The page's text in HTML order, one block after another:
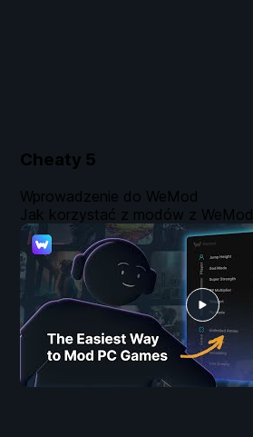
Cheaty 5
Wprowadzenie do WeMod
Jak korzystać z modów z WeMod